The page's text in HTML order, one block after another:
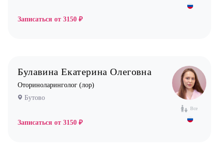
Записаться от 3150 ₽
Все
Булавина Екатерина Олеговна
Оториноларинголог (лор)
Бутово
Записаться от 3150 ₽